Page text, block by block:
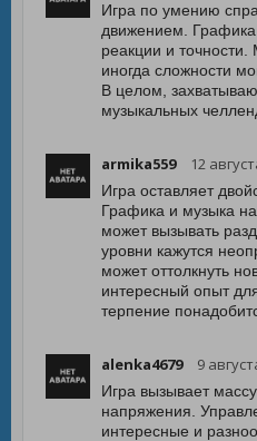
Игра по умению
движением.
реакции и
иногда сложности
В целом,
музыкальных
armika559 12
Игра оставляет
Графика и музыка
может вызывать
уровни кажутся
может оттолкнуть
интересный опыт
терпение
alenka4679 9
Игра вызывает
напряжения.
интересные и